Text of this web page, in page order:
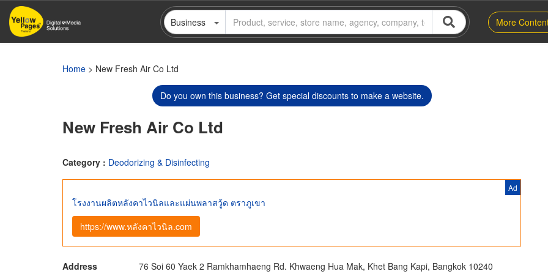
Skip
main
Business More
Home > New Fresh Air Co Ltd
Do you own this business? Get special discounts to make a website.
New Fresh Air Co Ltd
Category : Deodorizing & Disinfecting
Ad
โรงงานผลิตหลังคาไวนิลและแผ่นพลาสวู้ด ตราภูเขา
https://www.หลังคาไวนิล.com
Address 76 Soi 60 Yaek 2 Ramkhamhaeng Rd. Khwaeng Hua Mak, Khet Bang Kapi, Bangkok 10240